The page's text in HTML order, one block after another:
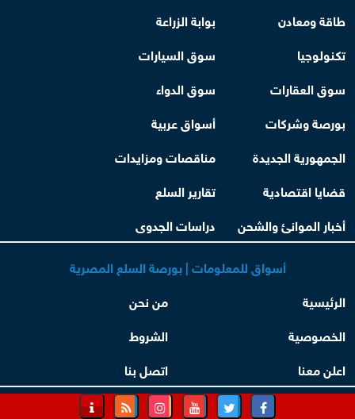
طاقة ومعادن
بوابة الزراعة
تكنولوجيا
سوق السيارات
سوق العقارات
سوق الدواء
بورصة وشركات
أسواق عربية
الجمهورية الجديدة
مناقصات ومزايدات
قضايا اقتصادية
تقارير السلع
أخبار الموانئ والشحن
دراسات الجدوى
أسواق للمعلومات | بورصة السلع المصرية
الرئيسية
من نحن
الخصوصية
الشروط
اعلن معنا
اتصل بنا